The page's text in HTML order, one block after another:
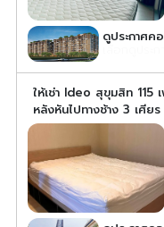
ดูประกาศค
ให้เช่า Ideo สุขุมสิท 115
หลังหันไปทางช้าง 3 เศีย